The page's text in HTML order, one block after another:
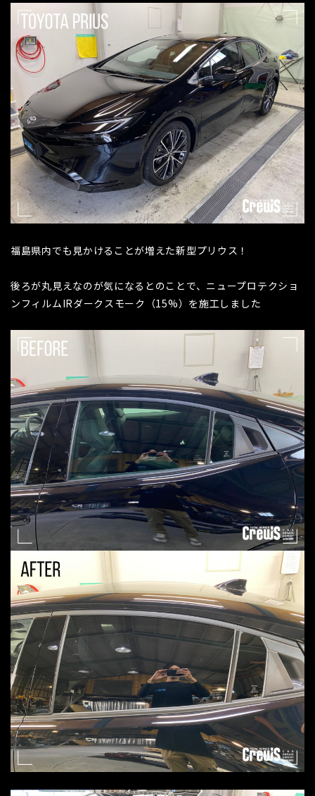
福島県内でも見かけることが増えた新型プリウス！
後ろが丸見えなのが気になるとのことで、ニュープロテクショ
ンフィルムIRダークスモーク（15%）を施工しました